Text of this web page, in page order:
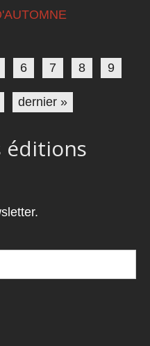
6 7 8 9
dernier »
éditions